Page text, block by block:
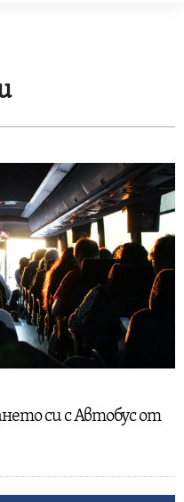
си с Автобус от